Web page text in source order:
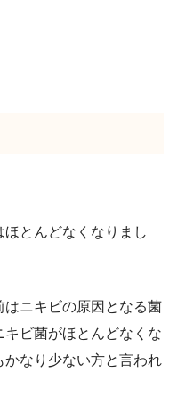
とんどなくなりまし
はニキビの原因となる菌
ビ菌がほとんどなくな
かなり少ない方と言われ